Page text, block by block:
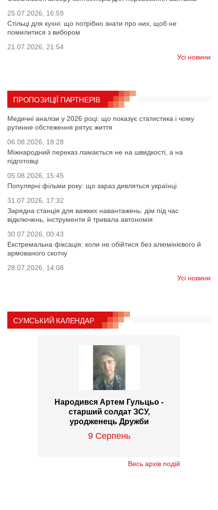
25.07.2026, 16:59
Стільці для кухні: що потрібно знати про них, щоб не
помилитися з вибором
21.07.2026, 21:54
Усі новини
ПРОПОЗИЦІЇ ПАРТНЕРІВ
Медичні аналізи у 2026 році: що показує статистика і чому
рутинне обстеження рятує життя
06.08.2026, 18:28
Міжнародний переказ ламається не на швидкості, а на
підготовці
05.08.2026, 15:45
Популярні фільми року: що зараз дивляться українці
31.07.2026, 17:32
Зарядна станція для важких навантажень: дім під час
відключень, інструменти й тривала автономія
30.07.2026, 00:43
Екстремальна фіксація: коли не обійтися без алюмінієвого й
армованого скотчу
28.07.2026, 14:08
Усі новини
СУМСЬКИЙ КАЛЕНДАР
Народився Артем Гульцьо -
старший солдат ЗСУ,
уродженець Дружби
9 Серпень
Весь архів подій